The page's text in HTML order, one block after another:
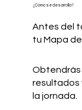
¿Cómo se desarrolla?
Antes del
tu Mapa
Obtendrás
resultados
la jornada.